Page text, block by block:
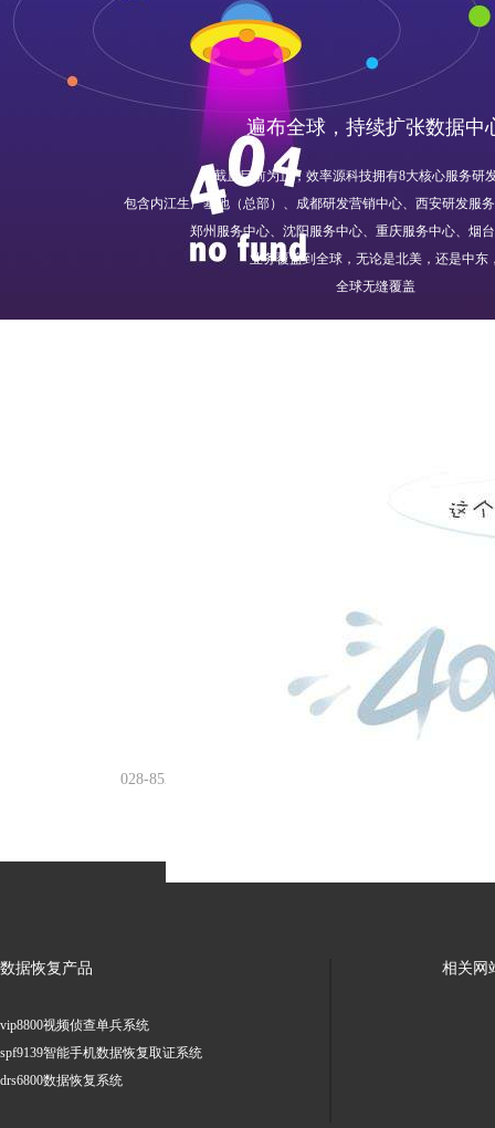
遍布全球，持续扩张数据中
截止目前为止，效率源科技拥有8大核心服务研
包含内江生产基地（总部）、成都研发营销中心、西安研发服
郑州服务中心、沈阳服务中心、重庆服务中心、烟
业务覆盖到全球，无论是北美，还是中东
全球无缝覆盖
028-85211099 400-631-1393
数据恢复产品
vip8800视频侦查单兵系统
spf9139智能手机数据恢复取证系统
drs6800数据恢复系统
相关网